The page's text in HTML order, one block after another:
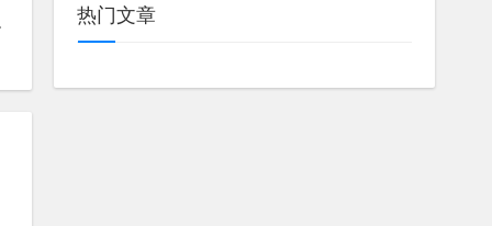
# #session #
热门文章